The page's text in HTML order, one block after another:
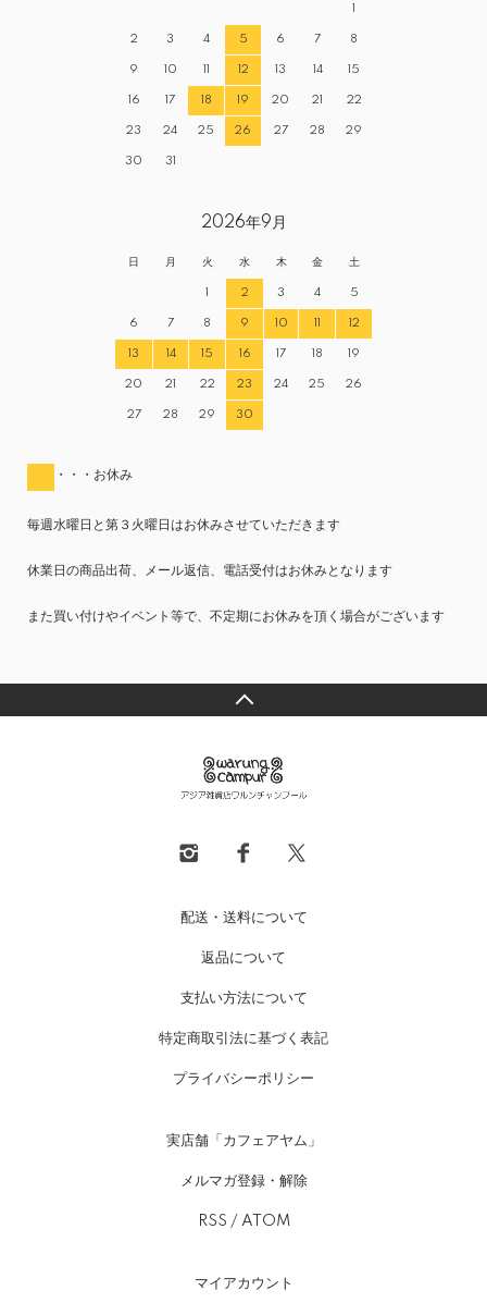
2 3 4 5 6 7 8
9 10 12 13 14 15
16 17 18 19 20 21 22
23 24 25 26 27 28 29
30 31
2026年9月
日 月 火 水 木 金 土
2 3 4 5
6 7 8 9 10 12
13 14 15 16 17 18 19
20 21 22 23 24 25 26
27 28 29 30
・・・お休み
毎週水曜日と第３火曜日はお休みさせていただきます
休業日の商品出荷、メール返信、電話受付はお休みとなります
また買い付けやイベント等で、不定期にお休みを頂く場合がございます
配送・送料について
返品について
支払い方法について
特定商取引法に基づく表記
プライバシーポリシー
実店舗「カフェアヤム」
メルマガ登録・解除
RSS / ATOM
マイアカウント